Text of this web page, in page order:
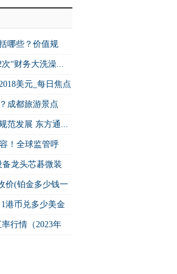
哪些？价值规
“财务大洗澡...
美元_每日焦点
成都旅游景点
范发展 东方通...
！全球监管呼
龙头芯碁微装
价(铂金多少钱一
港币兑多少美金
行情（2023年